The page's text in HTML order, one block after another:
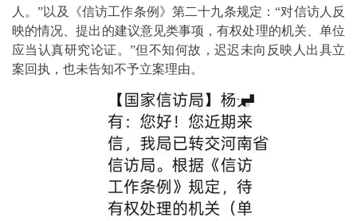
人。”以及《信访工作条例》第二十九条规定：“对信访人反
映的情况、提出的建议意见类事项，有权处理的机关、单位
应当认真研究论证。”但不知何故，迟迟未向反映人出具立
案回执，也未告知不予立案理由。